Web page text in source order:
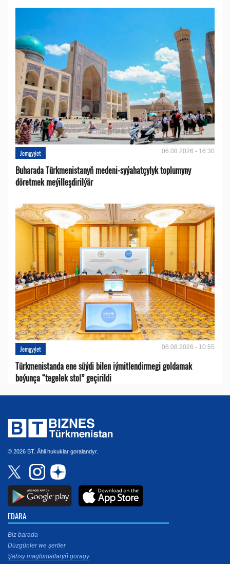
Jemgyýet 06.08.2026 - 16:30
Buharada Türkmenistanyň medeni-syýahatçylyk toplumyny
döretmek meýilleşdirilýär
Jemgyýet 06.08.2026 - 10:55
Türkmenistanda ene süýdi bilen iýmitlendirmegi goldamak
boýunça “tegelek stol” geçirildi
© 2026 BT. Ähli hukuklar goralandyr.
EDARA
Biz barada
Düzgünler we şertler
Şahsy maglumatlaryň goragy